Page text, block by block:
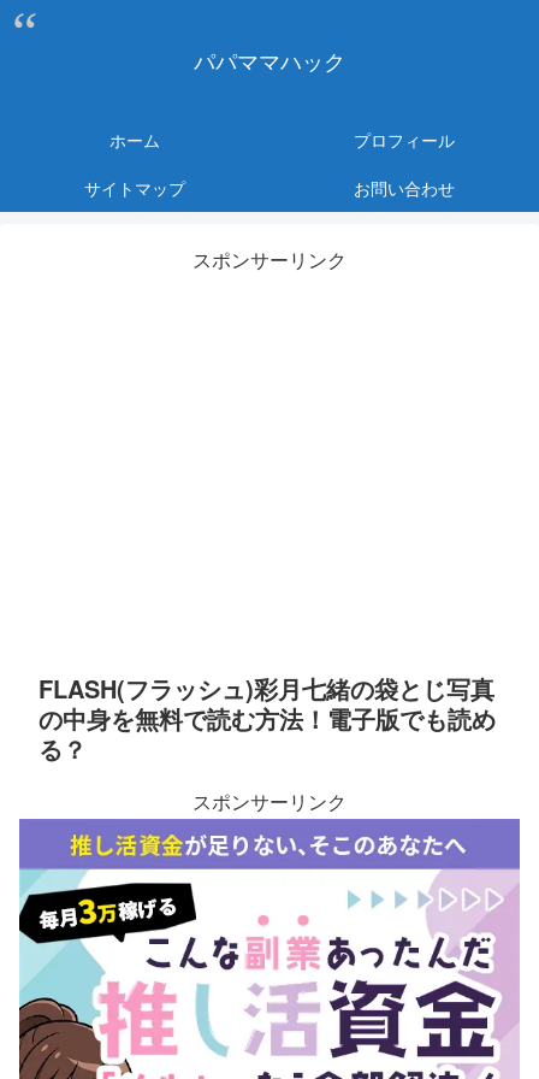
パパママハック
ホーム
プロフィール
サイトマップ
お問い合わせ
スポンサーリンク
FLASH(フラッシュ)彩月七緒の袋とじ写真
の中身を無料で読む方法！電子版でも読め
る？
スポンサーリンク